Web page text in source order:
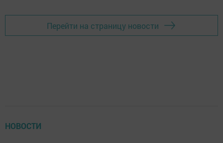
Перейти на страницу новости
НОВОСТИ